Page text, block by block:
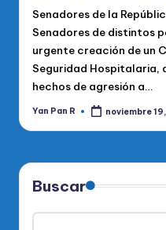
el
P
R
M
Senadores de la
Senadores de distintos
urgente creación de un
Seguridad Hospitalaria,
hechos de agresión a…
Publicado
Yan Pan R noviembre
Buscar